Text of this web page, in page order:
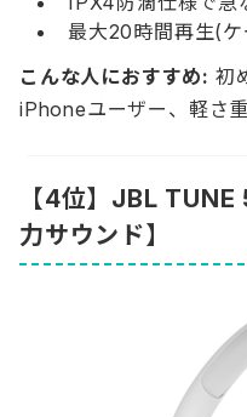
最大20時間再生(ケ
こんな人におすすめ: 初
iPhoneユーザー、軽さ
【4位】JBL
力サウンド】